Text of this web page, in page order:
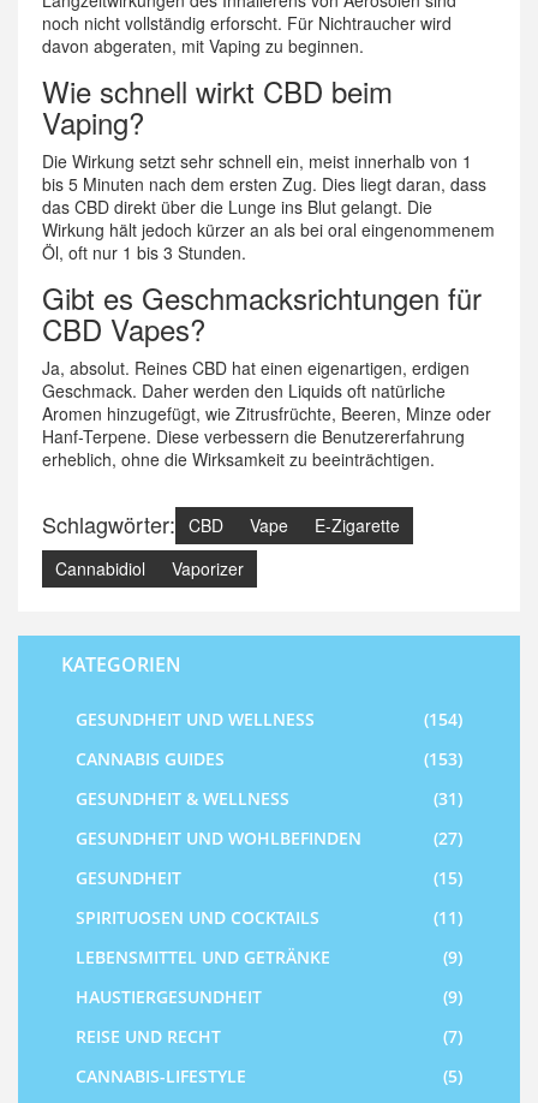
noch nicht vollständig erforscht. Für Nichtraucher wird
davon abgeraten, mit Vaping zu beginnen.
Wie schnell wirkt CBD beim
Vaping?
Die Wirkung setzt sehr schnell ein, meist innerhalb von 1
bis 5 Minuten nach dem ersten Zug. Dies liegt daran, dass
das CBD direkt über die Lunge ins Blut gelangt. Die
Wirkung hält jedoch kürzer an als bei oral eingenommenem
Öl, oft nur 1 bis 3 Stunden.
Gibt es Geschmacksrichtungen für
CBD Vapes?
Ja, absolut. Reines CBD hat einen eigenartigen, erdigen
Geschmack. Daher werden den Liquids oft natürliche
Aromen hinzugefügt, wie Zitrusfrüchte, Beeren, Minze oder
Hanf-Terpene. Diese verbessern die Benutzererfahrung
erheblich, ohne die Wirksamkeit zu beeinträchtigen.
Schlagwörter: CBD Vape
E-Zigarette
Cannabidiol
Vaporizer
KATEGORIEN
GESUNDHEIT UND WELLNESS
(154)
CANNABIS GUIDES
(153)
GESUNDHEIT & WELLNESS
(31)
GESUNDHEIT UND WOHLBEFINDEN
(27)
GESUNDHEIT
(15)
SPIRITUOSEN UND COCKTAILS
(11)
LEBENSMITTEL UND GETRÄNKE
(9)
HAUSTIERGESUNDHEIT
(9)
REISE UND RECHT
(7)
CANNABIS-LIFESTYLE
(5)